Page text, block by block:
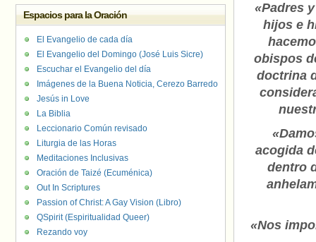
«Padres
hijos e
obispos
doctrina
acogida
dentro
«Nos
Espacios para la Oración
El Evangelio de cada día
El Evangelio del Domingo (José Luis Sicre)
Escuchar el Evangelio del día
Imágenes de la Buena Noticia, Cerezo Barredo
Jesús in Love
La Biblia
Leccionario Común revisado
Liturgia de las Horas
Meditaciones Inclusivas
Oración de Taizé (Ecuménica)
Out In Scriptures
Passion of Christ: A Gay Vision (Libro)
QSpirit (Espiritualidad Queer)
Rezando voy